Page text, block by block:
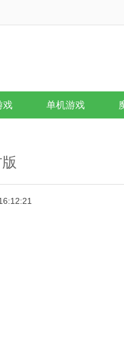
戏 单机游戏